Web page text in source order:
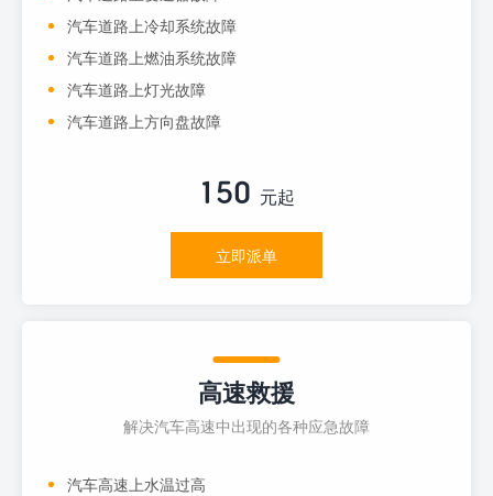
汽车道路上冷却系统故障
汽车道路上燃油系统故障
汽车道路上灯光故障
汽车道路上方向盘故障
150 元起
立即派单
高速救援
解决汽车高速中出现的各种应急故障
汽车高速上水温过高